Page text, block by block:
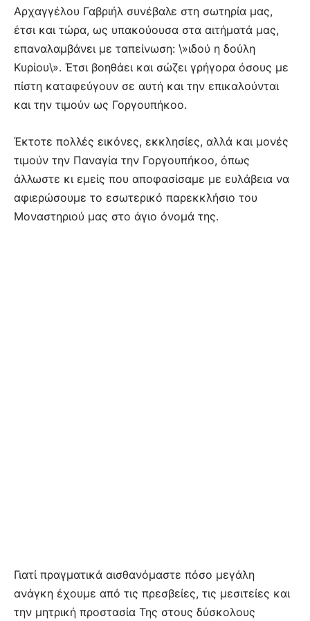
Αρχαγγέλου Γαβριήλ συνέβαλε στη σωτηρία μας,
έτσι και τώρα, ως υπακούουσα στα αιτήματά μας,
επαναλαμβάνει με ταπείνωση: \»ιδού η δούλη
Κυρίου\». Έτσι βοηθάει και σώζει γρήγορα όσους με
πίστη καταφεύγουν σε αυτή και την επικαλούνται
και την τιμούν ως Γοργουπήκοο.
Έκτοτε πολλές εικόνες, εκκλησίες, αλλά και μονές
τιμούν την Παναγία την Γοργουπήκοο, όπως
άλλωστε κι εμείς που αποφασίσαμε με ευλάβεια να
αφιερώσουμε το εσωτερικό παρεκκλήσιο του
Μοναστηριού μας στο άγιο όνομά της.
Γιατί πραγματικά αισθανόμαστε πόσο μεγάλη
ανάγκη έχουμε από τις πρεσβείες, τις μεσιτείες και
την μητρική προστασία Της στους δύσκολους